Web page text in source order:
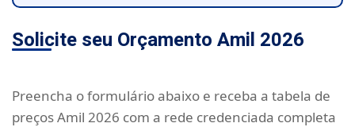
Solicite seu Orçamento Amil 2026
Preencha o formulário abaixo e receba a tabela de
preços Amil 2026 com a rede credenciada completa